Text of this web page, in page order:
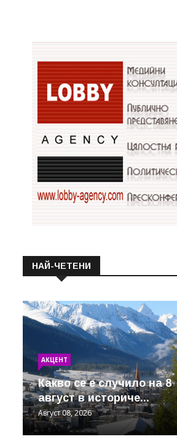
НАЙ-ЧЕТЕНИ
АКЦЕНТ
Какво се е случило на 8
август в историче...
Август 08, 2026